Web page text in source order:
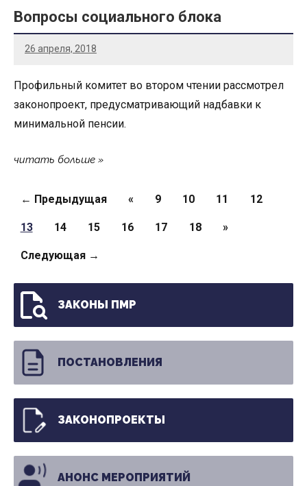
Вопросы социального блока
26 апреля, 2018
Профильный комитет во втором чтении рассмотрел
законопроект, предусматривающий надбавки к
минимальной пенсии.
читать больше
Страницы
← Предыдущая « 9 10 11 12
13 14 15 16 17 18 »
Следующая →
ЗАКОНЫ ПМР
ПОСТАНОВЛЕНИЯ
ЗАКОНОПРОЕКТЫ
АНОНС МЕРОПРИЯТИЙ